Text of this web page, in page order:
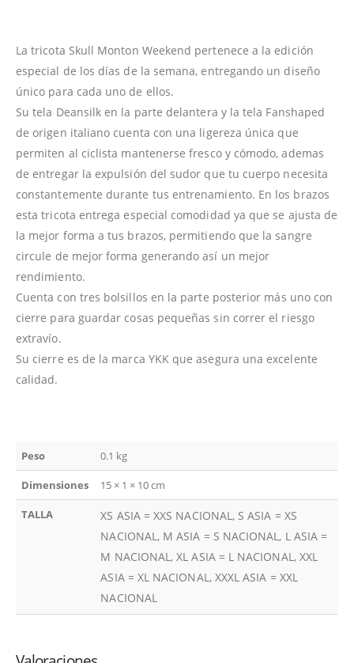
La tricota Skull Monton Weekend pertenece a la edición
especial de los días de la semana, entregando un diseño
único para cada uno de ellos.
Su tela Deansilk en la parte delantera y la tela Fanshaped
de origen italiano cuenta con una ligereza única que
permiten al ciclista mantenerse fresco y cómodo, ademas
de entregar la expulsión del sudor que tu cuerpo necesita
constantemente durante tus entrenamiento. En los brazos
esta tricota entrega especial comodidad ya que se ajusta de
la mejor forma a tus brazos, permitiendo que la sangre
circule de mejor forma generando así un mejor
rendimiento.
Cuenta con tres bolsillos en la parte posterior más uno con
cierre para guardar cosas pequeñas sin correr el riesgo
extravío.
Su cierre es de la marca YKK que asegura una excelente
calidad.
Peso 0.1 kg
Dimensiones 15 × 1 × 10 cm
TALLA
XS ASIA = XXS NACIONAL, S ASIA = XS
NACIONAL, M ASIA = S NACIONAL, L ASIA =
M NACIONAL, XL ASIA = L NACIONAL, XXL
ASIA = XL NACIONAL, XXXL ASIA = XXL
NACIONAL